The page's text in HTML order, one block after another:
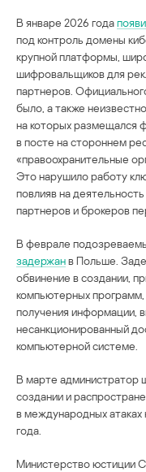
В январе 2026 года
под контроль домены
крупной платформы,
шифровальщиков для
партнеров.
было, а также
на которых размещался
в посте на стороннем
«правоохранительные
Это нарушило работу
повлияв на
партнеров и брокеров
В феврале
задержанв Польше.
обвинение в создании,
компьютерных программ,
получения информации,
несанкционированный
компьютерной системе.
В марте администратор
создании и
в международных атаках
года.
Министерство юстиции